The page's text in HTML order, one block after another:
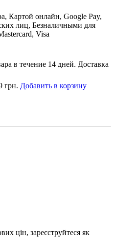
Картой онлайн, Google Pay,
лиц, Безналичными для
Visa
в течение 14 дней. Доставка
грн. Добавить в корзину
цін, зареєструйтеся як